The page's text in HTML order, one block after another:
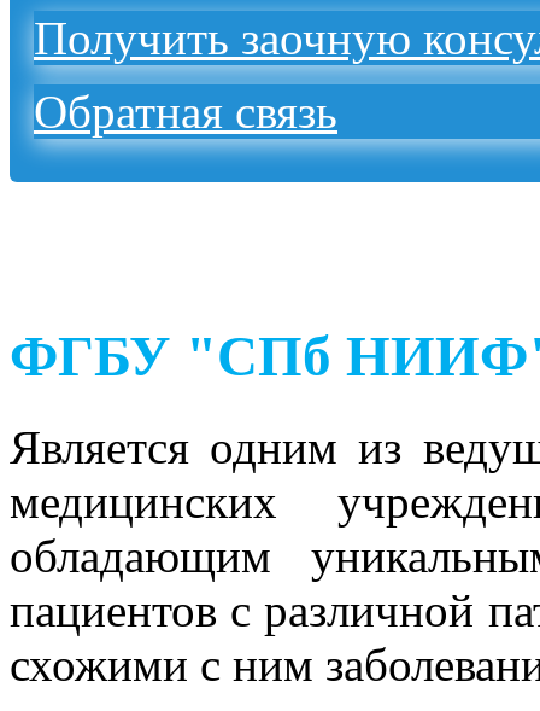
Получить заочную
Обратная связь
ФГБУ "СПб НИИФ"
Является одним из
медицинских
обладающим
пациентов с различной
схожими с ним